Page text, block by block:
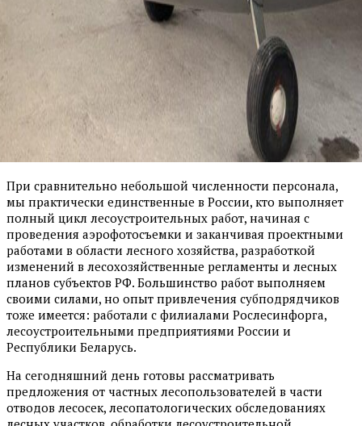
При сравнительно небольшой численности персонала,
мы практически единственные в России, кто выполняет
полный цикл лесоустроительных работ, начиная с
проведения аэрофотосъемки и заканчивая проектными
работами в области лесного хозяйства, разработкой
изменений в лесохозяйственные регламенты и лесных
планов субъектов РФ. Большинство работ выполняем
своими силами, но опыт привлечения субподрядчиков
тоже имеется: работали с филиалами Рослесинфорга,
лесоустроительными предприятиями России и
Республики Беларусь.
На сегодняшний день готовы рассматривать
предложения от частных лесопользователей в части
отводов лесосек, лесопатологических обследованиях